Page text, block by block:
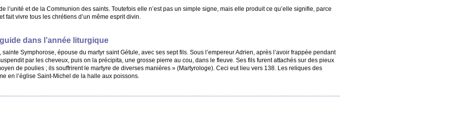
l’unité et de la Communion des saints. Toutefois elle n’est pas un simple signe, mais elle produit ce qu’elle signifie, parce
fait vivre tous les chrétiens d’un même esprit divin.
dans l’année liturgique
Symphorose, épouse du martyr saint Gétule, avec ses sept fils. Sous l’empereur Adrien, après l’avoir frappée pendant
par les cheveux, puis on la précipita, une grosse pierre au cou, dans le fleuve. Ses fils furent attachés sur des pieux
de poulies ; ils souffrirent le martyre de diverses manières » (Martyrologe). Ceci eut lieu vers 138. Les reliques des
en l’église Saint-Michel de la halle aux poissons.